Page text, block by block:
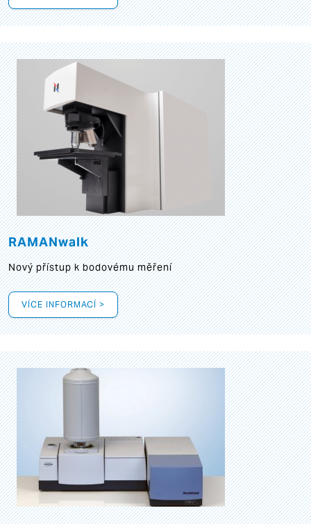
RAMANwalk
Nový přístup k bodovému měření
VÍCE INFORMACÍ >